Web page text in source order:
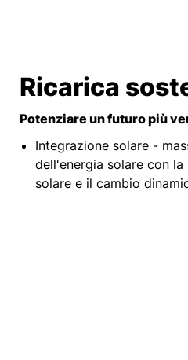
Ricarica
Potenziare un futuro più
Integrazione solare -
dell'energia solare con
solare e il cambio